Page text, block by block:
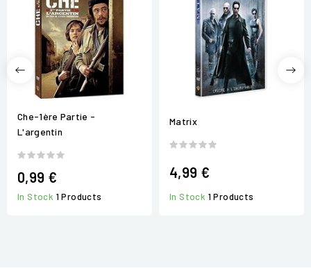
Che-1ère Partie -
L'argentin
0,99 €
In Stock 1 Products
Matrix
4,99 €
In Stock 1 Products